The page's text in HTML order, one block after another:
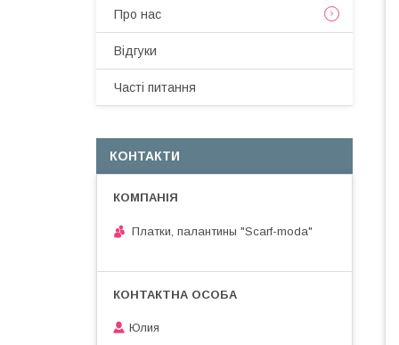
Про нас
Вiдгуки
Частi питання
КОНТАКТИ
Платки, палантины "Scarf-moda"
Юлия